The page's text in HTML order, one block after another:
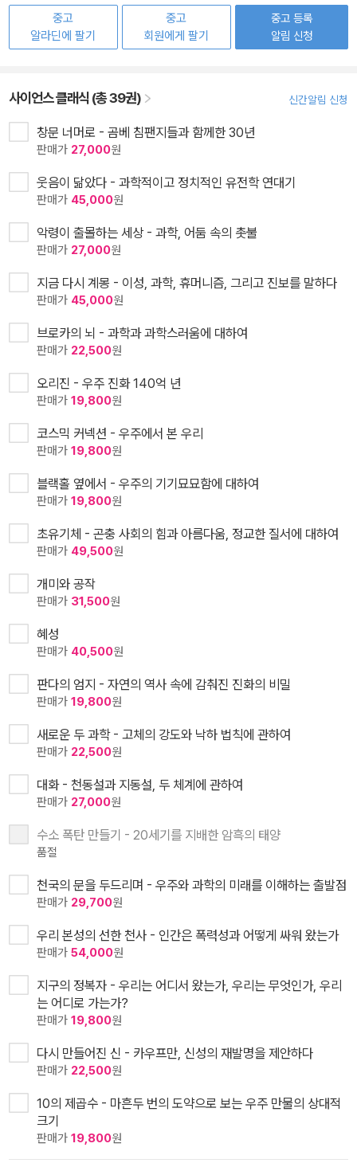
중고
알라딘에 팔기
중고
회원에게 팔기
중고 등록
알림 신청
사이언스 클래식 (총 39권) 신간알림 신청
창문 너머로 - 곰베 침팬지들과 함께한 30년
판매가 27,000원
웃음이 닮았다 - 과학적이고 정치적인 유전학 연대기
판매가 45,000원
악령이 출몰하는 세상 - 과학, 어둠 속의 촛불
판매가 27,000원
지금 다시 계몽 - 이성, 과학, 휴머니즘, 그리고 진보를 말하다
판매가 45,000원
브로카의 뇌 - 과학과 과학스러움에 대하여
판매가 22,500원
오리진 - 우주 진화 140억 년
판매가 19,800원
코스믹 커넥션 - 우주에서 본 우리
판매가 19,800원
블랙홀 옆에서 - 우주의 기기묘묘함에 대하여
판매가 19,800원
초유기체 - 곤충 사회의 힘과 아름다움, 정교한 질서에 대하여
판매가 49,500원
개미와 공작
판매가 31,500원
혜성
판매가 40,500원
판다의 엄지 - 자연의 역사 속에 감춰진 진화의 비밀
판매가 19,800원
새로운 두 과학 - 고체의 강도와 낙하 법칙에 관하여
판매가 22,500원
대화 - 천동설과 지동설, 두 체계에 관하여
판매가 27,000원
수소 폭탄 만들기 - 20세기를 지배한 암흑의 태양
품절
천국의 문을 두드리며 - 우주와 과학의 미래를 이해하는 출발점
판매가 29,700원
우리 본성의 선한 천사 - 인간은 폭력성과 어떻게 싸워 왔는가
판매가 54,000원
지구의 정복자 - 우리는 어디서 왔는가, 우리는 무엇인가, 우리
는 어디로 가는가?
판매가 19,800원
다시 만들어진 신 - 카우프만, 신성의 재발명을 제안하다
판매가 22,500원
10의 제곱수 - 마흔두 번의 도약으로 보는 우주 만물의 상대적
크기
판매가 19,800원